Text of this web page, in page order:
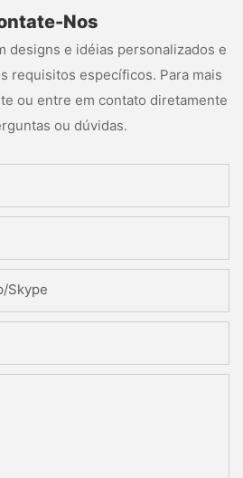
Nos
designs e idéias personalizados e
requisitos específicos. Para mais
ou entre em contato diretamente
ou dúvidas.
Skype